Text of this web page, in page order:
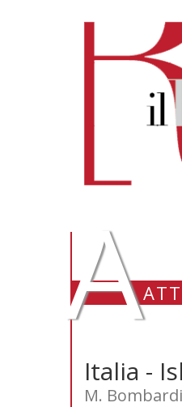
A
Italia -
M.